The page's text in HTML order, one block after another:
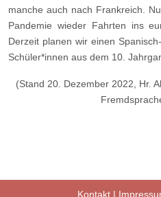
manche auch nach Frankreich.
Pandemie wieder Fahrten ins
Derzeit planen wir einen
Schüler*innen aus dem 10.
(Stand 20. Dezember 2022, Hr.
Kontakt |